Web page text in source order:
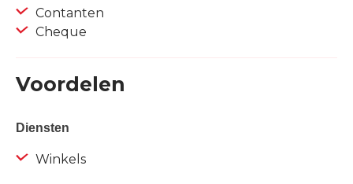
Contanten
Cheque
Voordelen
Diensten
Winkels